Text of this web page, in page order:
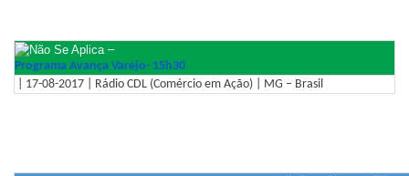
–
Programa Avança Varejo- 15h30
| 17-08-2017 | Rádio CDL (Comércio em Ação) | MG – Brasil